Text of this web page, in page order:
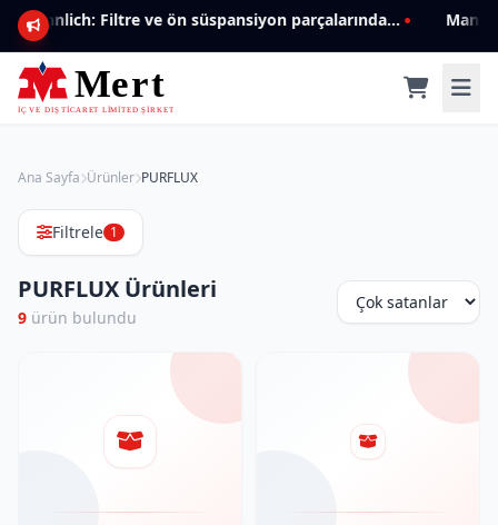
Mannlich: Filtre ve ön süspansiyon parçalarında genişleyen ürün yelpazesiyle kalite ve güven.
Ana Sayfa Ürünler PURFLUX
Filtrele 1
PURFLUX Ürünleri
9 ürün bulundu